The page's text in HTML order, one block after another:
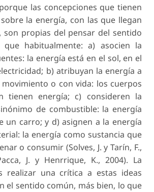
las concepciones que tienen
la energía, con las que llegan
son propias del pensar del sentido
habitualmente: a) asocien la
la energía está en el sol, en el
b) atribuyan la energía a
o con vida: los cuerpos
tienen energía; c) consideren la
de combustible: la energía
un carro; y d) asignen a la energía
la energía como sustancia que
o consumir (Solves, J. y Tarín, F.,
J. y Henrrique, K., 2004). La
realizar una crítica a estas ideas
el sentido común, más bien, lo que